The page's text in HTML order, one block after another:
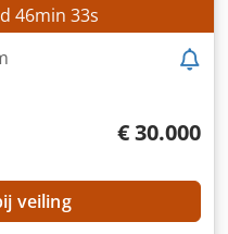
d 46min 31s
€ 30.000
veiling